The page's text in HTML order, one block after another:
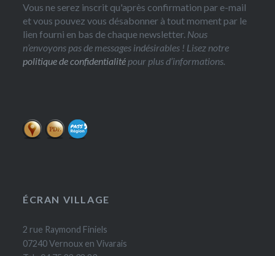
Vous ne serez inscrit qu'après confirmation par e-mail
et vous pouvez vous désabonner à tout moment par le
lien fourni en bas de chaque newsletter. Nous
n’envoyons pas de messages indésirables ! Lisez notre
politique de confidentialité pour plus d’informations.
ÉCRAN VILLAGE
2 rue Raymond Finiels
07240 Vernoux en Vivarais